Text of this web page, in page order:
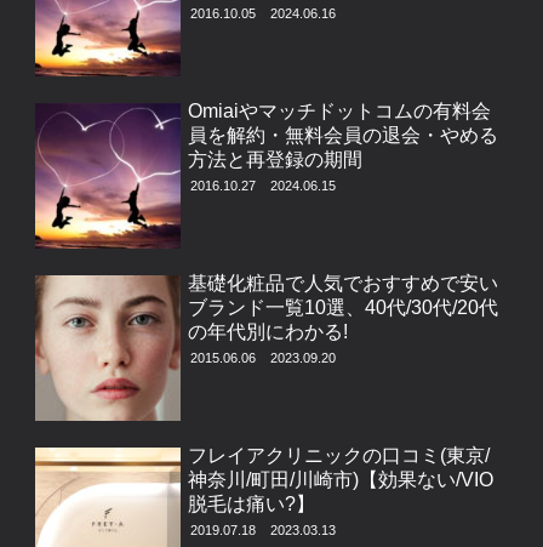
2016.10.05 2024.06.16
Omiaiやマッチドットコムの有料会
員を解約・無料会員の退会・やめる
方法と再登録の期間
2016.10.27 2024.06.15
基礎化粧品で人気でおすすめで安い
ブランド一覧10選、40代/30代/20代
の年代別にわかる!
2015.06.06 2023.09.20
フレイアクリニックの口コミ(東京/
神奈川/町田/川崎市)【効果ない/VIO
脱毛は痛い?】
2019.07.18 2023.03.13